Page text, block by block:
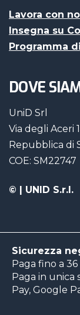
Lavora con
Insegna su
Programma
DOVE
UniD Srl
Via degli Aceri
Repubblica di
COE: SM22747
© | UNID S.r.l.
Sicurezza
Paga fino a
Paga in unica
Pay, Google